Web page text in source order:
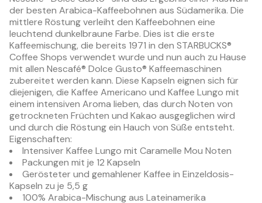
der besten Arabica-Kaffeebohnen aus Südamerika. Die
mittlere Röstung verleiht den Kaffeebohnen eine
leuchtend dunkelbraune Farbe. Dies ist die erste
Kaffeemischung, die bereits 1971 in den STARBUCKS®
Coffee Shops verwendet wurde und nun auch zu Hause
mit allen Nescafé® Dolce Gusto® Kaffeemaschinen
zubereitet werden kann. Diese Kapseln eignen sich für
diejenigen, die Kaffee Americano und Kaffee Lungo mit
einem intensiven Aroma lieben, das durch Noten von
getrockneten Früchten und Kakao ausgeglichen wird
und durch die Röstung ein Hauch von Süße entsteht.
Eigenschaften:
Intensiver Kaffee Lungo mit Caramelle Mou Noten
Packungen mit je 12 Kapseln
Gerösteter und gemahlener Kaffee in Einzeldosis-
Kapseln zu je 5,5 g
100% Arabica-Mischung aus Lateinamerika